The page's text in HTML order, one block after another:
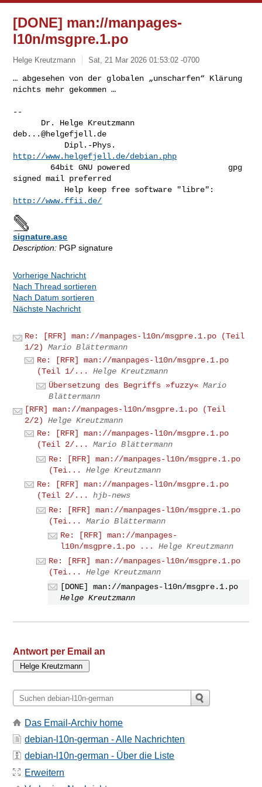
[DONE] man://manpages-
l10n/msgpre.1.po
Helge Kreutzmann Sat, 21 Mar 2026 01:53:02 -0700
… abgesehen von der globalen „unscharfen“ Klärung
nichts mehr gekommen …
--
deb...@helgefjell.de
http://www.helgefjell.de/debian.php
signed mail preferred
http://www.ffii.de/
signature.asc
Description: PGP signature
Vorherige Nachricht
Nach Thread sortieren
Nach Datum sortieren
Nächste Nachricht
Re: [RFR] man://manpages-l10n/msgpre.1.po (Teil
1/2)
Mario Blättermann
Re: [RFR] man://manpages-l10n/msgpre.1.po
(Teil 1/...
Helge Kreutzmann
Übersetzung des Begriffs »fuzzy« Mario
Blättermann
[RFR] man://manpages-l10n/msgpre.1.po (Teil
2/2)
Helge Kreutzmann
Re: [RFR] man://manpages-l10n/msgpre.1.po
(Teil 2/...
Mario Blättermann
Re: [RFR] man://manpages-l10n/msgpre.1.po
(Tei...
Helge Kreutzmann
Re: [RFR] man://manpages-l10n/msgpre.1.po
(Teil 2/...
hjb-news
Re: [RFR] man://manpages-l10n/msgpre.1.po
(Tei...
Mario Blättermann
Re: [RFR] man://manpages-
l10n/msgpre.1.po ...
Helge Kreutzmann
Re: [RFR] man://manpages-l10n/msgpre.1.po
(Tei...
Helge Kreutzmann
[DONE] man://manpages-l10n/msgpre.1.po
Helge Kreutzmann
Antwort per Email an
Das Email-Archiv home
debian-l10n-german - Alle Nachrichten
debian-l10n-german - Über die Liste
Erweitern